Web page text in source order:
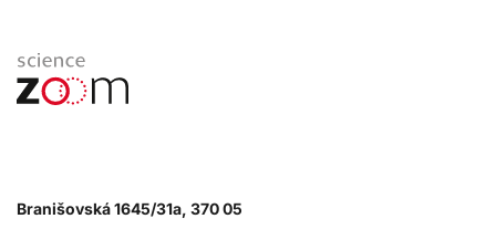
Branišovská 1645/31a, 370 05